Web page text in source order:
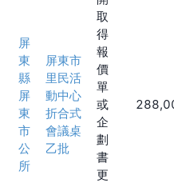
屏
東
縣
屏
東
市
公
所
屏東市
里民活
動中心
折合式
會議桌
乙批
取
得
報
價
單
或
企
劃
書
更